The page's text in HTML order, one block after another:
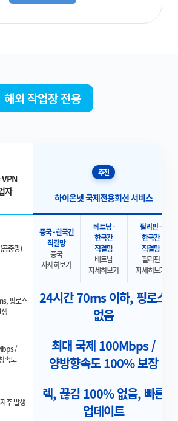
해외 작업장 전용
VPN
자
추천
하이온넷 국제전용회선 서비스
공중망)
중국 - 한국간
직결망
중국
자세히보기
베트남 -
한국간
직결망
베트남
자세히보기
필리핀 -
한국간
직결망
필리핀
자세히보기
핑로스
24시간 70ms 이하, 핑로스
없음
/
속도
최대 국제 100Mbps /
양방향속도 100% 보장
주 발생
렉, 끊김 100% 없음, 빠른
업데이트